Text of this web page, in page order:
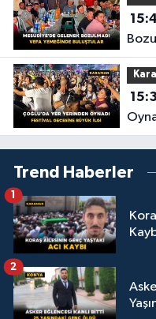
Trend Haberler
1
2